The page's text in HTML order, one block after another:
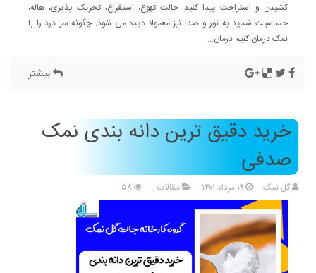
کشیدن و استراحت پیدا کنید. حالت تهوع، استفراغ، تحریک پذیری، هاله،
حساسیت شدید به نور و صدا نیز معمولا دیده می شود. چگونه سر درد را با
نمک درمان کنیم درمان...
بیشتر
خرید دقیق ترین دانه بندی نمک
صدفی
گل نمک مقالات ,